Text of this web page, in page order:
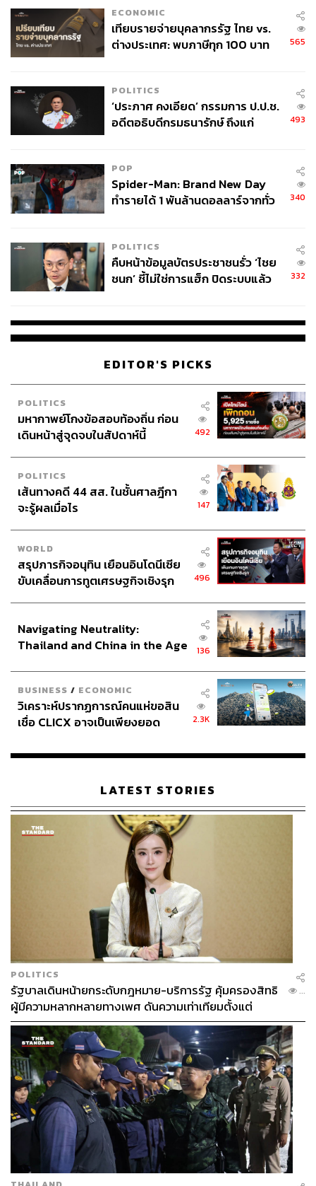
ECONOMIC
เทียบรายจ่ายบุคลากรรัฐ ไทย vs.
ต่างประเทศ: พบภาษีทุก 100 บาท
565
POLITICS
‘ประภาศ คงเอียด’ กรรมการ ป.ป.ช.
อดีตอธิบดีกรมธนารักษ์ ถึงแก่
493
POP
Spider-Man: Brand New Day
ทำรายได้ 1 พันล้านดอลลาร์จากทั่ว
340
POLITICS
คืบหน้าข้อมูลบัตรประชาชนรั่ว ‘ไชย
ชนก’ ชี้ไม่ใช่การแฮ็ก ปิดระบบแล้ว
332
EDITOR'S PICKS
POLITICS
มหากาพย์โกงข้อสอบท้องถิ่น ก่อน
เดินหน้าสู่จุดจบในสัปดาห์นี้
492
POLITICS
เส้นทางคดี 44 สส. ในชั้นศาลฎีกา
จะรู้ผลเมื่อไร
147
WORLD
สรุปภารกิจอนุทิน เยือนอินโดนีเซีย
ขับเคลื่อนการทูตเศรษฐกิจเชิงรุก
496
Navigating Neutrality:
Thailand and China in the Age
136
BUSINESS / ECONOMIC
วิเคราะห์ปรากฏการณ์คนแห่ขอสิน
เชื่อ CLICX อาจเป็นเพียงยอด
เรือนไทยที่ถูกซุกไว้
2.3K
LATEST STORIES
POLITICS
รัฐบาลเดินหน้ายกระดับกฎหมาย-บริการรัฐ คุ้มครองสิทธิ
ผู้มีความหลากหลายทางเพศ ดันความเท่าเทียมตั้งแต่
หลักสูตรในห้องเรียนถึงที่ทำงาน
...